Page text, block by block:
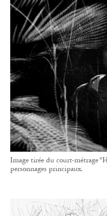
Image tirée du court-métrage
personnages principaux.